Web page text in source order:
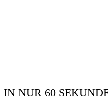
IN NUR 60